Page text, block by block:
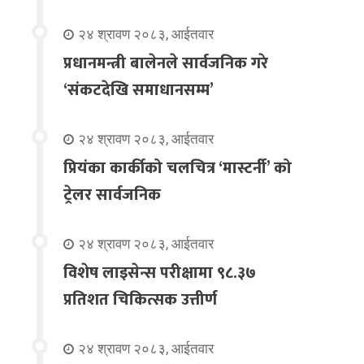
२४ श्रावण २०८३, आईतवार
प्रधानमन्त्री बालेनले सार्वजनिक गरे
‘संकटदेखि समाधानसम्म’
२४ श्रावण २०८३, आईतवार
प्रियंका कार्कीको चलचित्र ‘मास्टर्नी’ को
ट्रेलर सार्वजनिक
२४ श्रावण २०८३, आईतवार
विशेष लाइसेन्स परीक्षामा ९८.३७
प्रतिशत चिकित्सक उत्तीर्ण
२४ श्रावण २०८३, आईतवार